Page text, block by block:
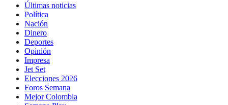
Últimas noticias
Política
Nación
Dinero
Deportes
Opinión
Impresa
Jet Set
Elecciones 2026
Foros Semana
Mejor Colombia